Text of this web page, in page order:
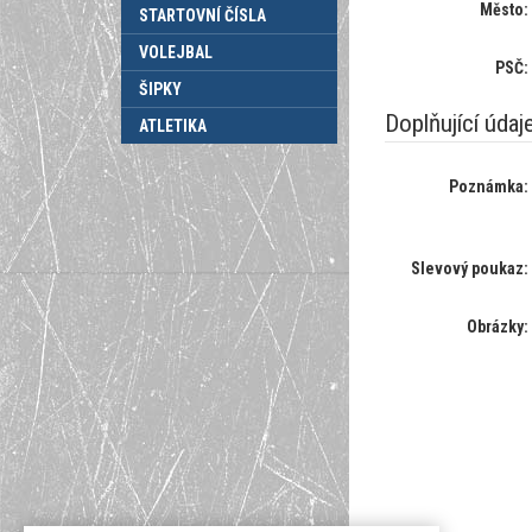
STARTOVNÍ ČÍSLA
VOLEJBAL
ŠIPKY
ATLETIKA
Město:
PSČ:
Doplňující
Poznámka:
Slevový poukaz:
Obrázky: